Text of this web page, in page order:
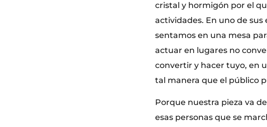
cristal y hormigón por el
actividades. En uno de sus
sentamos en una mesa
actuar en lugares no
convertir y hacer tuyo, en
tal manera que el público
Porque nuestra pieza va
esas personas que se